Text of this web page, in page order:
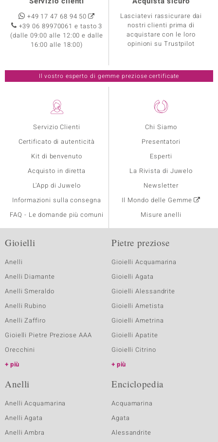
Servizio Clienti
Certificato di autenticità
Kit di benvenuto
Acquisto in diretta
L'App di Juwelo
Informazioni sulla consegna
FAQ - Le domande più comuni
Chi Siamo
Presentatori
Esperti
La Rivista di Juwelo
Newsletter
Il Mondo delle Gemme
Misure anelli
+49 17 47 68 94 50
+39 06 89970061 e tasto 3
(dalle 09:00 alle 12:00 e dalle
16:00 alle 18:00)
Lasciatevi rassicurare dai
nostri clienti prima di
acquistare con le loro
opinioni su Trustpilot
Il vostro esperto di gemme preziose certificate
Gioielli
Anelli
Anelli Diamante
Anelli Smeraldo
Anelli Rubino
Anelli Zaffiro
Gioielli Pietre Preziose AAA
Orecchini
più
Pietre preziose
Gioielli Acquamarina
Gioielli Agata
Gioielli Alessandrite
Gioielli Ametista
Gioielli Ametrina
Gioielli Apatite
Gioielli Citrino
più
Anelli
Anelli Acquamarina
Anelli Agata
Anelli Ambra
Enciclopedia
Acquamarina
Agata
Alessandrite